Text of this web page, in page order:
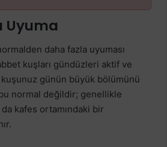
Uyuma
daha fazla uyuması
kuşları gündüzleri aktif ve
günün büyük bölümünü
normal değildir; genellikle
kafes ortamındaki bir